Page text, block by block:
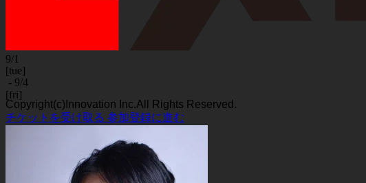
9/1
[tue]
- 9/4
[fri]
Copyright(c)Innovation Inc.All Rights Reserved.
チケットを受け取る 参加登録に進む